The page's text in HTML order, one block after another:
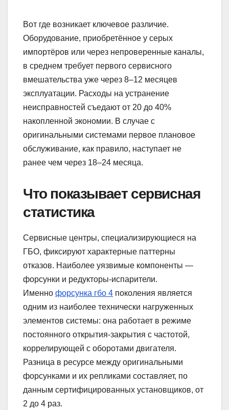
Вот где возникает ключевое различие.
Оборудование, приобретённое у серых
импортёров или через непроверенные каналы,
в среднем требует первого сервисного
вмешательства уже через 8–12 месяцев
эксплуатации. Расходы на устранение
неисправностей съедают от 20 до 40%
накопленной экономии. В случае с
оригинальными системами первое плановое
обслуживание, как правило, наступает не
ранее чем через 18–24 месяца.
Что показывает сервисная
статистика
Сервисные центры, специализирующиеся на
ГБО, фиксируют характерные паттерны
отказов. Наиболее уязвимые компоненты —
форсунки и редукторы-испарители.
Именно форсунка гбо 4 поколения является
одним из наиболее технически нагруженных
элементов системы: она работает в режиме
постоянного открытия-закрытия с частотой,
коррелирующей с оборотами двигателя.
Разница в ресурсе между оригинальными
форсунками и их репликами составляет, по
данным сертифицированных установщиков, от
2 до 4 раз.